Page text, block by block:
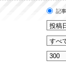
記事